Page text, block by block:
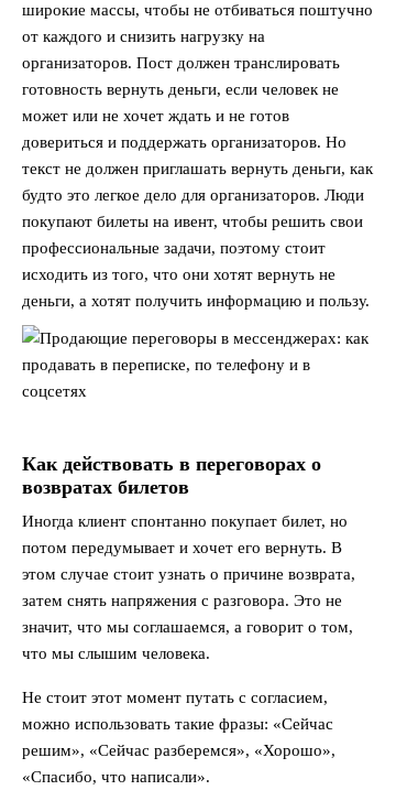
широкие массы, чтобы не отбиваться поштучно
от каждого и снизить нагрузку на
организаторов. Пост должен транслировать
готовность вернуть деньги, если человек не
может или не хочет ждать и не готов
довериться и поддержать организаторов. Но
текст не должен приглашать вернуть деньги, как
будто это легкое дело для организаторов. Люди
покупают билеты на ивент, чтобы решить свои
профессиональные задачи, поэтому стоит
исходить из того, что они хотят вернуть не
деньги, а хотят получить информацию и пользу.
Как действовать в переговорах о
возвратах билетов
Иногда клиент спонтанно покупает билет, но
потом передумывает и хочет его вернуть. В
этом случае стоит узнать о причине возврата,
затем снять напряжения с разговора. Это не
значит, что мы соглашаемся, а говорит о том,
что мы слышим человека.
Не стоит этот момент путать с согласием,
можно использовать такие фразы: «Сейчас
решим», «Сейчас разберемся», «Хорошо»,
«Спасибо, что написали».